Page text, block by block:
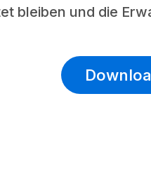
bleiben und die